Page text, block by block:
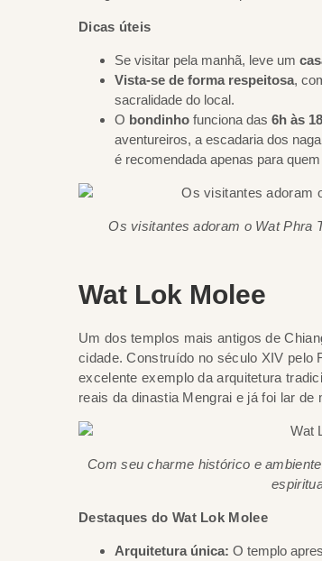
Dicas úteis
Se visitar pela manhã, leve um
Vista-se de forma respeitosa,
sacralidade do local.
O bondinho funciona das 6h às
aventureiros, a escadaria dos
é recomendada apenas para
Os visitantes adoram o Wat Phra
Wat Lok Molee
Um dos templos mais antigos de
cidade. Construído no século XIV pelo
excelente exemplo da arquitetura
reais da dinastia Mengrai e já foi lar
Com seu charme histórico e
Destaques do Wat Lok Molee
Arquitetura única: O templo